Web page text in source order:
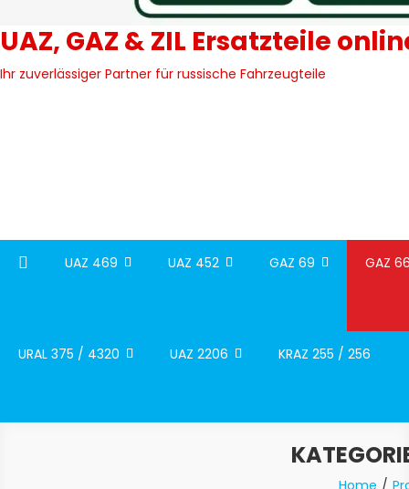
UAZ, GAZ & ZIL Ersatzteile
Ihr zuverlässiger Partner für russische Fahrzeugteile
UAZ 469 UAZ 452 GAZ 69 GAZ
URAL 375 / 4320 UAZ 2206 KRAZ 255 / 256
Home